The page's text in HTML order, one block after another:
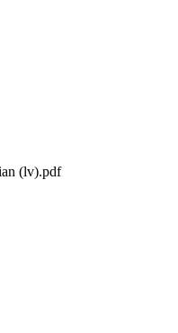
(lv).pdf